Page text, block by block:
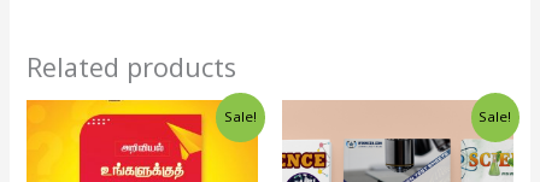
Related products
Sale!
Original
price
was:
₹500.00.
Current
price
Sale!
was:
₹800.00.
Current
price
is:
₹750.00.